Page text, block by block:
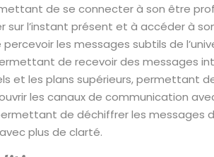
de se connecter à son être
sur l’instant présent et à accéder à
les messages subtils de
de recevoir des messages
et les plans supérieurs, permettant
les canaux de communication
de déchiffrer les messages
plus de clarté.